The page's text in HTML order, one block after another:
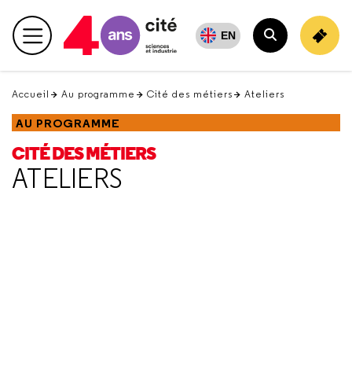
en
haut Menu principal EN
Rechercher
Accueil Au programme Cité des métiers Ateliers
AU PROGRAMME
CITÉ DES MÉTIERS
ATELIERS